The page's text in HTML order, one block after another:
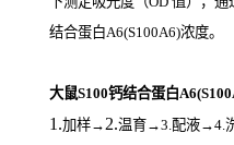
结合蛋白A6(S100A6)浓度。
大鼠S100钙结合蛋白
1.加样→ 2.温育→3.配液→4.